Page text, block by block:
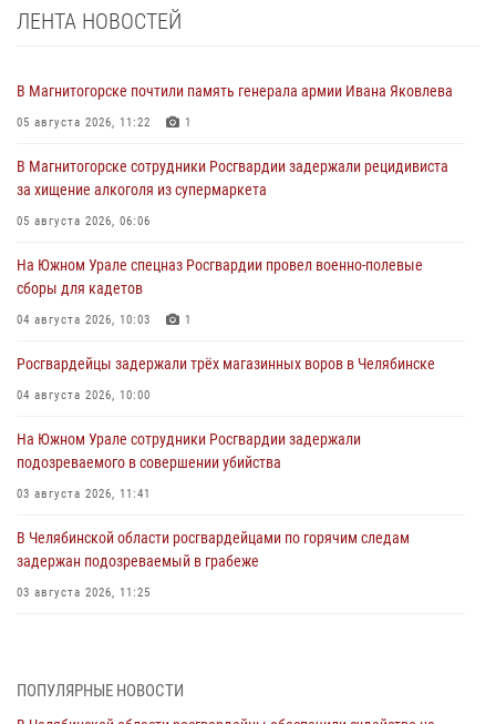
ЛЕНТА НОВОСТЕЙ
В Магнитогорске почтили память генерала армии Ивана Яковлева
05 августа 2026, 11:22 1
В Магнитогорске сотрудники Росгвардии задержали рецидивиста
за хищение алкоголя из супермаркета
05 августа 2026, 06:06
На Южном Урале спецназ Росгвардии провел военно-полевые
сборы для кадетов
04 августа 2026, 10:03 1
Росгвардейцы задержали трёх магазинных воров в Челябинске
04 августа 2026, 10:00
На Южном Урале сотрудники Росгвардии задержали
подозреваемого в совершении убийства
03 августа 2026, 11:41
В Челябинской области росгвардейцами по горячим следам
задержан подозреваемый в грабеже
03 августа 2026, 11:25
03 августа 2026, 09:22 1
ПОПУЛЯРНЫЕ НОВОСТИ